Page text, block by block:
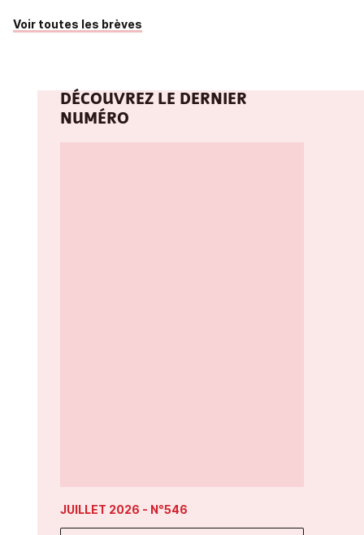
Voir toutes les brèves
DÉCOUVREZ LE DERNIER
NUMÉRO
JUILLET 2026 - N°546